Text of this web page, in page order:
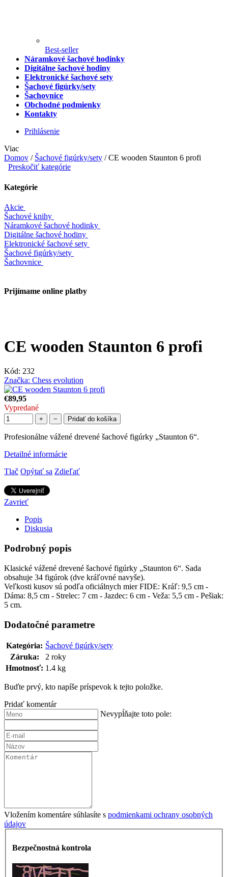
Best-seller
Náramkové šachové hodinky
Digitálne šachové hodiny
Elektronické šachové sety
Šachové figúrky/sety
Šachovnice
Obchodné podmienky
Kontakty
Prihlásenie
Viac
Domov / Šachové figúrky/sety / CE wooden Staunton 6 profi
Preskočiť kategórie
Kategórie
Akcie
Šachové knihy
Náramkové šachové hodinky
Digitálne šachové hodiny
Elektronické šachové sety
Šachové figúrky/sety
Šachovnice
Prijímame online platby
CE wooden Staunton 6 profi
Kód: 232
Značka: Chess evolution
€89,95
Vypredané
+ − Pridať do košíka
Profesionálne vážené drevené šachové figúrky „Staunton 6“.
Detailné informácie
Tlač Opýtať sa Zdieľať
Zavrieť
Popis
Diskusia
Podrobný popis
Klasické vážené drevené šachové figúrky „Staunton 6“. Sada
obsahuje 34 figúrok (dve kráľovné navyše).
Veľkosti kusov sú podľa oficiálnych mier FIDE: Kráľ: 9,5 cm -
Dáma: 8,5 cm - Strelec: 7 cm - Jazdec: 6 cm - Veža: 5,5 cm - Pešiak:
5 cm.
Dodatočné parametre
Kategória: Šachové figúrky/sety
Záruka:
2 roky
Hmotnosť: 1.4 kg
Buďte prvý, kto napíše príspevok k tejto položke.
Pridať komentár
Nevypĺňajte toto pole:
Vložením komentáre súhlasíte s podmienkami ochrany osobných
údajov
Bezpečnostná kontrola